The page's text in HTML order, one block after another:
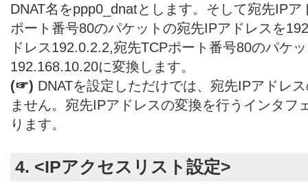
DNAT名をppp0_dnatとします。そして宛先IP
ポート番号80のパケットの宛先IPアドレスを
ドレス192.0.2.2,宛先TCPポート番号80のパケ
192.168.10.20に変換します。
(☞) DNATを設定しただけでは、宛先IPアドレ
ません。宛先IPアドレスの変換を行うインタフ
ります。
4. <IPアクセスリスト設定>